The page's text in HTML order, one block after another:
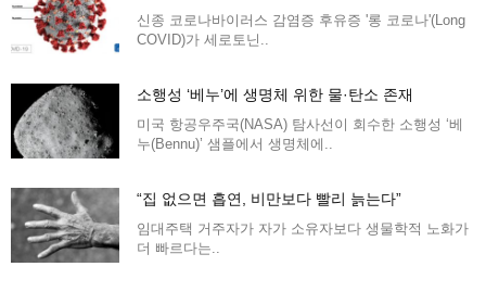
신종 코로나바이러스 감염증 후유증 '롱 코로나'(Long
COVID)가 세로토닌..
소행성 ‘베누’에 생명체 위한 물·탄소 존재
미국 항공우주국(NASA) 탐사선이 회수한 소행성 ‘베
누(Bennu)’ 샘플에서 생명체에..
“집 없으면 흡연, 비만보다 빨리 늙는다”
임대주택 거주자가 자가 소유자보다 생물학적 노화가
더 빠르다는..